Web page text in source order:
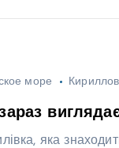
море
яка